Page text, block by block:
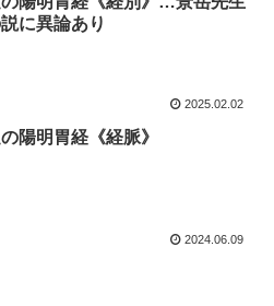
に異論あり
2025.02.02
陽明胃経《経脈》
2024.06.09